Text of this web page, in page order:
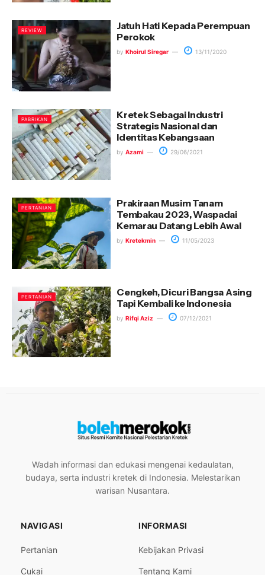
REVIEW
Jatuh Hati Kepada Perempuan
Perokok
by Khoirul Siregar 13/11/2020
PABRIKAN
Kretek Sebagai Industri
Strategis Nasional dan
Identitas Kebangsaan
by Azami 29/06/2021
PERTANIAN
Prakiraan Musim Tanam
Tembakau 2023, Waspadai
Kemarau Datang Lebih Awal
by Kretekmin 11/05/2023
PERTANIAN
Cengkeh, Dicuri Bangsa Asing
Tapi Kembali ke Indonesia
by Rifqi Aziz 07/12/2021
Wadah informasi dan edukasi mengenai kedaulatan,
budaya, serta industri kretek di Indonesia. Melestarikan
warisan Nusantara.
NAVIGASI
Pertanian
Cukai
INFORMASI
Kebijakan Privasi
Tentang Kami